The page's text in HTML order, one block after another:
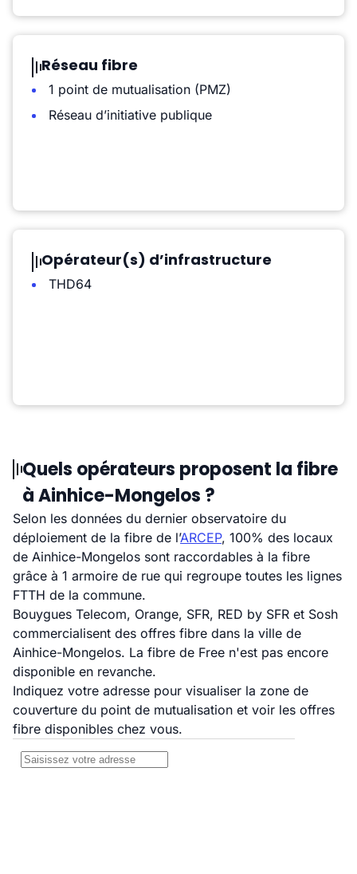
Réseau fibre
1 point de mutualisation (PMZ)
Réseau d’initiative publique
Opérateur(s) d’infrastructure
THD64
Quels opérateurs proposent la fibre
à Ainhice-Mongelos ?
Selon les données du dernier observatoire du
déploiement de la fibre de l’ARCEP, 100% des locaux
de Ainhice-Mongelos sont raccordables à la fibre
grâce à 1 armoire de rue qui regroupe toutes les lignes
FTTH de la commune.
Bouygues Telecom, Orange, SFR, RED by SFR et Sosh
commercialisent des offres fibre dans la ville de
Ainhice-Mongelos. La fibre de Free n'est pas encore
disponible en revanche.
Indiquez votre adresse pour visualiser la zone de
couverture du point de mutualisation et voir les offres
fibre disponibles chez vous.